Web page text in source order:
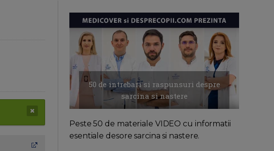
50 de intrebari si raspunsuri despre
sarcina si nastere
Peste 50 de materiale VIDEO cu informatii
esentiale desore sarcina si nastere.